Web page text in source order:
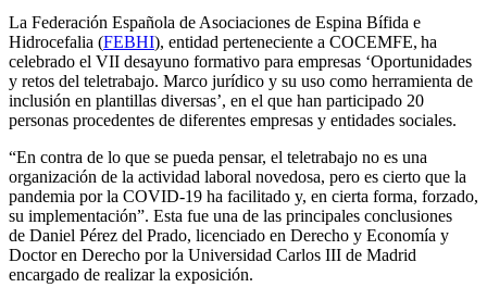
La Federación Española de Asociaciones de Espina Bífida e
Hidrocefalia (FEBHI), entidad perteneciente a COCEMFE, ha
celebrado el VII desayuno formativo para empresas ‘Oportunidades
y retos del teletrabajo. Marco jurídico y su uso como herramienta de
inclusión en plantillas diversas’, en el que han participado 20
personas procedentes de diferentes empresas y entidades sociales.
“En contra de lo que se pueda pensar, el teletrabajo no es una
organización de la actividad laboral novedosa, pero es cierto que la
pandemia por la COVID-19 ha facilitado y, en cierta forma, forzado,
su implementación”. Esta fue una de las principales conclusiones
de Daniel Pérez del Prado, licenciado en Derecho y Economía y
Doctor en Derecho por la Universidad Carlos III de Madrid
encargado de realizar la exposición.